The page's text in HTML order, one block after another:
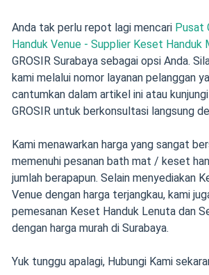
Anda tak perlu repot lagi mencari Pusat
Handuk Venue - Supplier Keset Handuk
GROSIR Surabaya sebagai opsi Anda.
kami melalui nomor layanan pelanggan
cantumkan dalam artikel ini atau
GROSIR untuk berkonsultasi langsung
Kami menawarkan harga yang sangat
memenuhi pesanan bath mat / keset
jumlah berapapun. Selain menyediakan
Venue dengan harga terjangkau, kami
pemesanan Keset Handuk Lenuta dan
dengan harga murah di Surabaya.
Yuk tunggu apalagi, Hubungi Kami